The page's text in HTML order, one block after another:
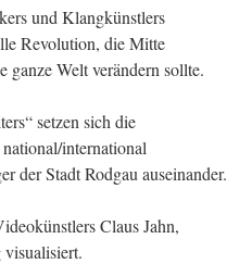
und Klangkünstlers
Revolution, die Mitte
ganze Welt verändern sollte.
setzen sich die
international
der Stadt Rodgau auseinander.
Claus Jahn,